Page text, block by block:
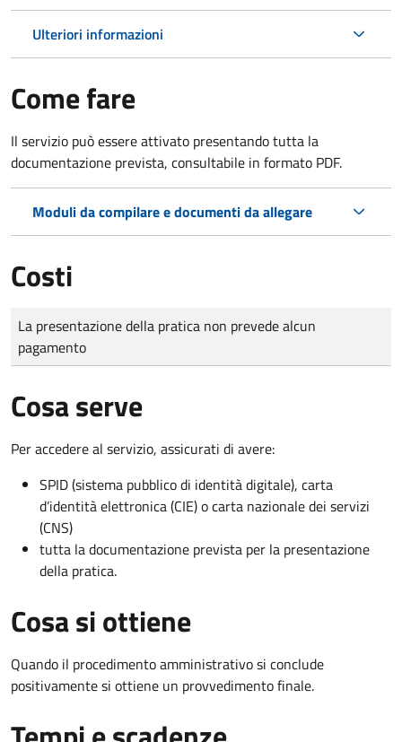
Ulteriori informazioni
Come fare
Il servizio può essere attivato presentando tutta la
documentazione prevista, consultabile in formato PDF.
Moduli da compilare e documenti da allegare
Costi
Tipo di pagamento
Importo
La presentazione della pratica non prevede alcun
pagamento
Cosa serve
Per accedere al servizio, assicurati di avere:
SPID (sistema pubblico di identità digitale), carta
d’identità elettronica (CIE) o carta nazionale dei servizi
(CNS)
tutta la documentazione prevista per la presentazione
della pratica.
Cosa si ottiene
Quando il procedimento amministrativo si conclude
positivamente si ottiene un provvedimento finale.